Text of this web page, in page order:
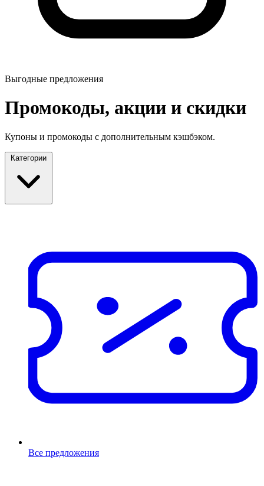
Выгодные предложения
Промокоды, акции и скидки
Купоны и промокоды с дополнительным кэшбэком.
Категории
Все предложения